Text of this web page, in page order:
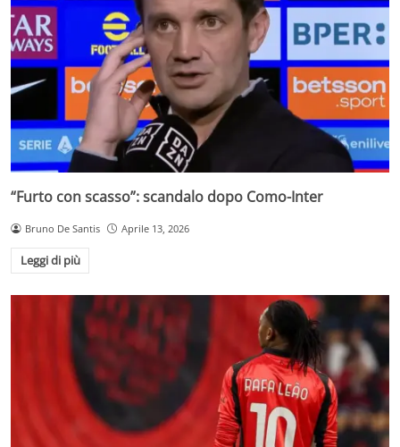
“Furto con scasso”: scandalo dopo Como-Inter
Bruno De Santis Aprile 13, 2026
Leggi di più